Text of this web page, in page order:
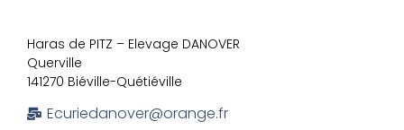
Haras de PITZ – Elevage DANOVER
Querville
141270 Biéville-Quétiéville
Ecuriedanover@orange.fr